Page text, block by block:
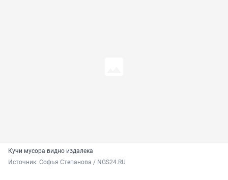
Кучи мусора видно издалека
Источник: Софья Степанова / NGS24.RU